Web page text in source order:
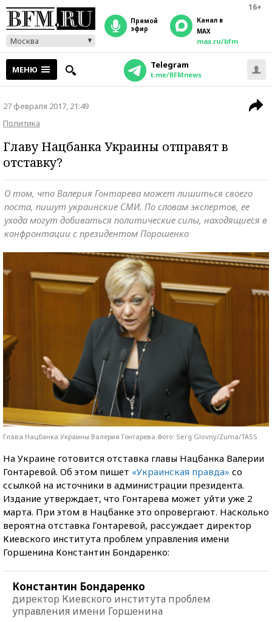
16+
Москва
прямой
эфир
Канал в
MAX
max.ru/bfm
МЕНЮ Telegram
t.me/BFMnews
27 февраля 2017, 21:49
Политика
Главу Нацбанка Украины отправят в
отставку?
О том, что Валерия Гонтарева может лишиться своего
поста, пишут украинские СМИ. По словам экспертов, ее
ухода могут добиваться политические силы, находящиеся в
конфронтации с президентом Порошенко
Глава Нацбанка Украины Валерия Гонтарева Фото: Serg Glovny/Zuma/TASS
На Украине готовится отставка главы Нацбанка Валерии
Гонтаревой. Об этом пишет «Украинская правда» со
ссылкой на источники в администрации президента.
Издание утверждает, что Гонтарева может уйти уже 2
марта. При этом в Нацбанке это опровергают. Насколько
вероятна отставка Гонтаревой, рассуждает директор
Киевского института проблем управления имени
Горшенина Константин Бондаренко:
Константин Бондаренко
директор Киевского института проблем
управления имени Горшенина